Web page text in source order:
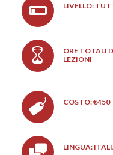
LIVELLO:
ORE TOTALI
LEZIONI
COSTO: €450
LINGUA: